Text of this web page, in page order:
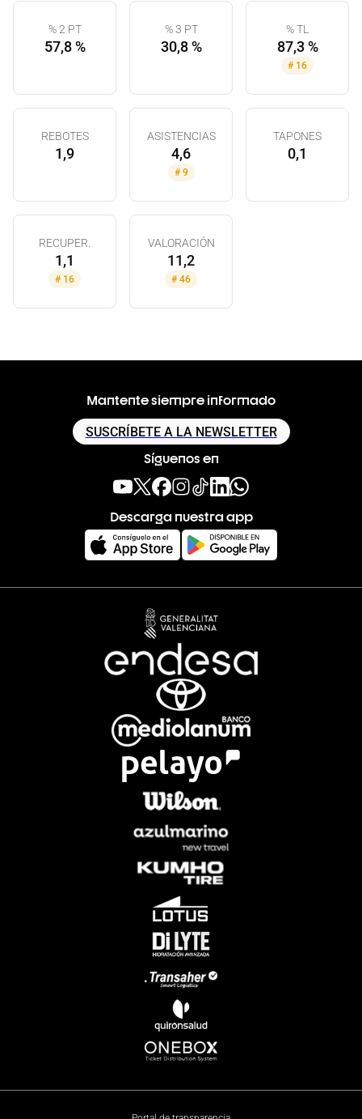
% 2 PT
57,8 %
% 3 PT
30,8 %
% TL
87,3 %
# 16
REBOTES
1,9
ASISTENCIAS
4,6
# 9
TAPONES
0,1
RECUPER.
1,1
# 16
VALORACIÓN
11,2
# 46
Mantente siempre informado
SUSCRÍBETE A LA NEWSLETTER
Síguenos en
Descarga nuestra app